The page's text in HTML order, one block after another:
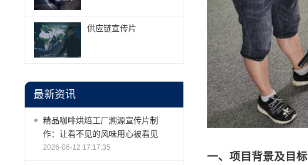
供应链宣传片
最新资讯
精品咖啡烘焙工厂溯源宣传片制
作：让看不见的风味用心被看见
2026-06-12 17:17:35
一、项目背景及目标